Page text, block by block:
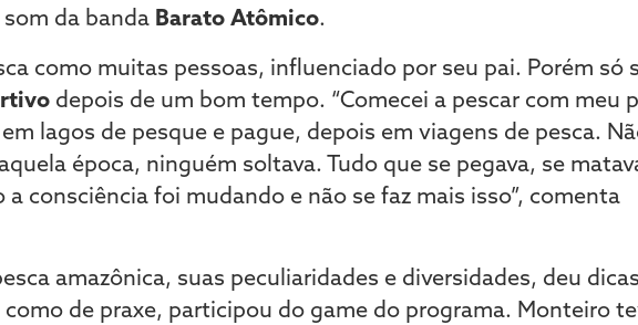
da banda Barato Atômico.
como muitas pessoas, influenciado por seu pai. Porém só
depois de um bom tempo. “Comecei a pescar com meu
lagos de pesque e pague, depois em viagens de pesca.
época, ninguém soltava. Tudo que se pegava, se
consciência foi mudando e não se faz mais isso”, comenta
amazônica, suas peculiaridades e diversidades, deu
de praxe, participou do game do programa. Monteiro